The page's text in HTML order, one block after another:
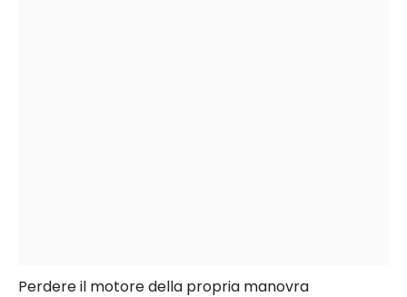
Perdere il motore della propria manovra